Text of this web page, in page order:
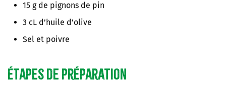
15 g de pignons de pin
3 cL d’huile d’olive
Sel et poivre
Étapes de préparation